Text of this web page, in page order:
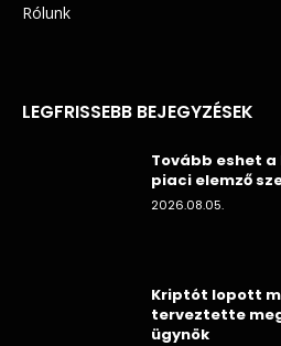
Rólunk
LEGFRISSEBB BEJEGYZÉSEK
Tovább eshet
piaci elemző
2026.08.05.
Kriptót lopott
terveztette
ügynök